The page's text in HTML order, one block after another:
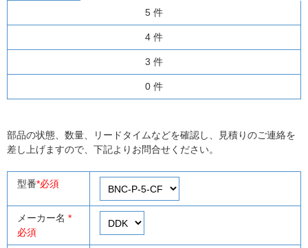
5 件
4 件
3 件
0 件
部品の状態、数量、リードタイムなどを確認し、見積りのご連絡を
差し上げますので、下記よりお問合せください。
型番*必須
メーカー名 *
必須